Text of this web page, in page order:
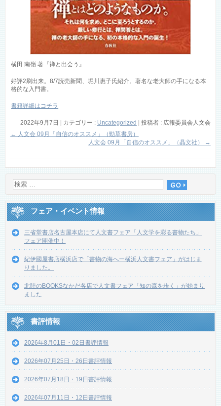
横田 南嶺 著『禅と出会う』
好評2刷出来。8/7読売新聞、堀川惠子氏紹介。著名な老大師の手になる本
格的な入門書。
書籍詳細はコチラ
2022年9月7日 カテゴリー : Uncategorized
投稿者 : 広報委員会人文会
← 人文会 09月「自信のオススメ」（勁草書房）
人文会 09月「自信のオススメ」（晶文社）
→
フェア・イベント情報
三省堂書店名古屋本店にて人文書フェア「人文学を彩る書物たち」
フェア開催中！
紀伊國屋書店横浜店で「書物の海へー横浜人文書フェア」がはじま
りました。
北陸のBOOKSなかだ各店で人文書フェア「知の森を歩く」が始まり
ました
書評情報
2026年8月01日・02日書評情報
2026年07月25日・26日書評情報
2026年07月18日・19日書評情報
2026年07月11日・12日書評情報